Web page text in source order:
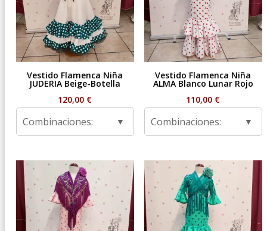
Vestido Flamenca Niña
JUDERIA Beige-Botella
120,00 €
Combinaciones:
Vestido Flamenca Niña
ALMA Blanco Lunar Rojo
110,00 €
Combinaciones: